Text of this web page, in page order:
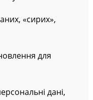
«сирих»,
для
дані,